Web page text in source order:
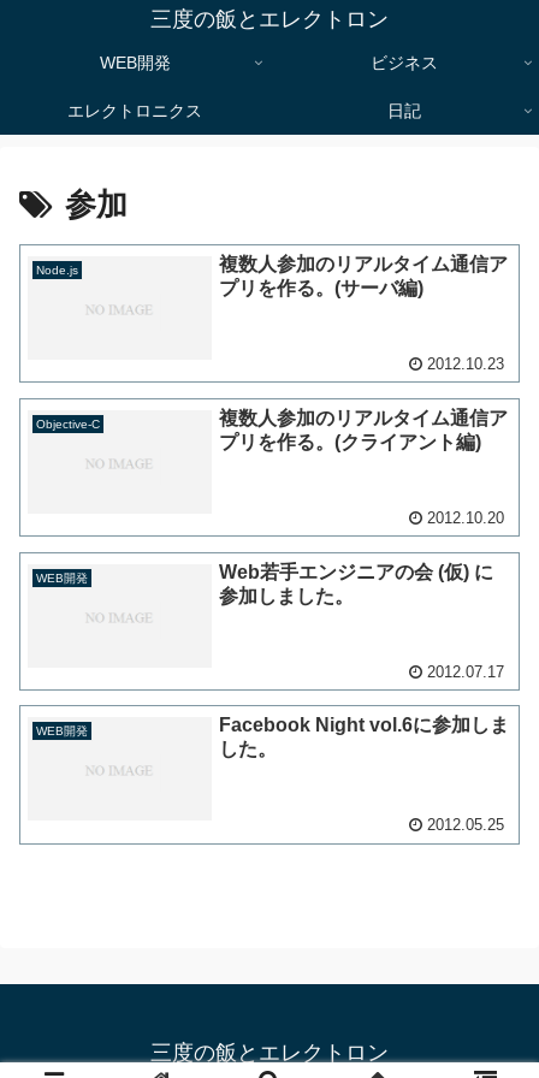
三度の飯とエレクトロン
WEB開発 ビジネス
エレクトロニクス 日記
参加
Node.js
複数人参加のリアルタイム通信ア
プリを作る。(サーバ編)
2012.10.23
Objective-C
複数人参加のリアルタイム通信ア
プリを作る。(クライアント編)
2012.10.20
WEB開発
Web若手エンジニアの会 (仮) に
参加しました。
2012.07.17
WEB開発
Facebook Night vol.6に参加しま
した。
2012.05.25
三度の飯とエレクトロン